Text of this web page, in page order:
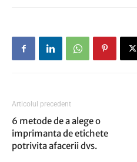
Articolul precedent
6 metode de a alege o
imprimanta de etichete
potrivita afacerii dvs.